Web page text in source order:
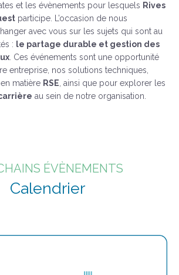
et les évènements pour lesquels Rives
participe. L’occasion de nous
avec vous sur les sujets qui sont au
: le partage durable et gestion des
. Ces événements sont une opportunité
entreprise, nos solutions techniques,
matière RSE , ainsi que pour explorer les
au sein de notre organisation.
ÉVÈNEMENTS
Calendrier